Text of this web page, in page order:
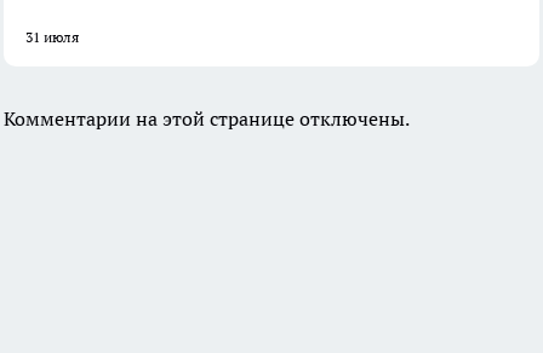
31 июля
Комментарии на этой странице отключены.